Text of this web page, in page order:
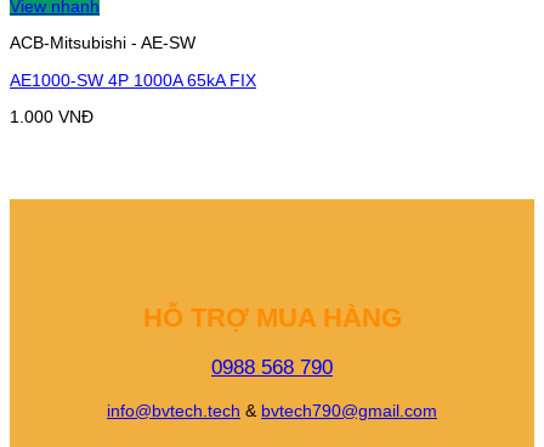
View nhanh
ACB-Mitsubishi - AE-SW
AE1000-SW 4P 1000A 65kA FIX
1.000 VNĐ
HỖ TRỢ MUA HÀNG
0988 568 790
info@bvtech.tech & bvtech790@gmail.com